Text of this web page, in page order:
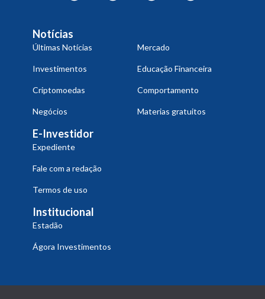
Notícias
Últimas Notícias Mercado
Investimentos Educação Financeira
Criptomoedas Comportamento
Negócios Materias gratuitos
E-Investidor
Expediente
Fale com a redação
Termos de uso
Institucional
Estadão
Ágora Investimentos